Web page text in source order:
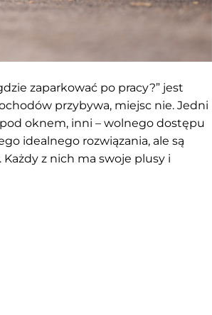
zaparkować po pracy?” jest
przybywa, miejsc nie. Jedni
oknem, inni – wolnego dostępu
idealnego rozwiązania, ale są
z nich ma swoje plusy i